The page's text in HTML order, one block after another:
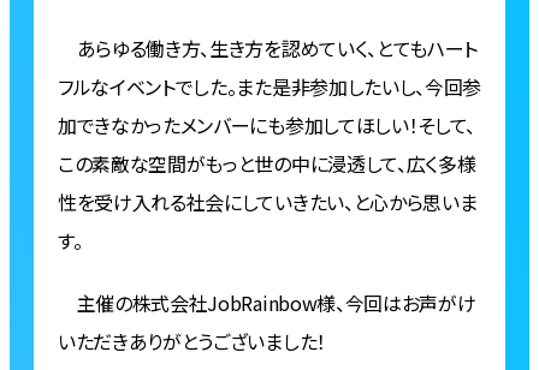
あらゆる働き方、生き方を認めていく、とてもハート
フルなイベントでした。また是非参加したいし、今回参
加できなかったメンバーにも参加してほしい！そして、
この素敵な空間がもっと世の中に浸透して、広く多様
性を受け入れる社会にしていきたい、と心から思いま
す。
主催の株式会社JobRainbow様、今回はお声がけ
いただきありがとうございました！